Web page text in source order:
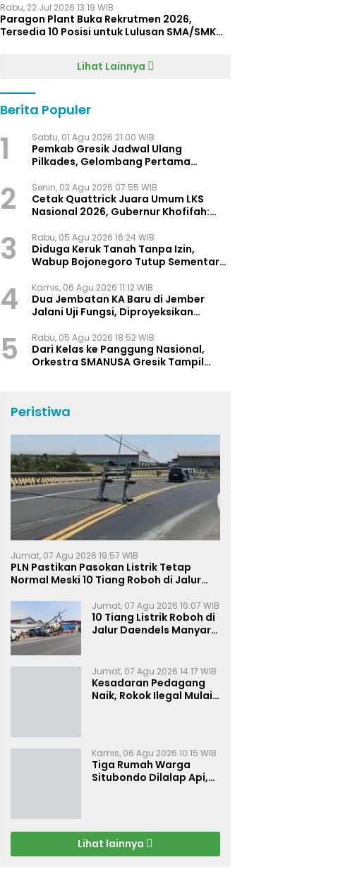
Rabu, 22 Jul 2026 13:19 WIB
Paragon Plant Buka Rekrutmen 2026,
Tersedia 10 Posisi untuk Lulusan SMA/SMK
Lihat Lainnya
Berita Populer
1 Sabtu, 01 Agu 2026 21:00 WIB
Pemkab Gresik Jadwal Ulang
Pilkades, Gelombang Pertama
2 Senin, 03 Agu 2026 07:55 WIB
Cetak Quattrick Juara Umum LKS
Nasional 2026, Gubernur Khofifah:
Indonesia
3 Rabu, 05 Agu 2026 16:24 WIB
Diduga Keruk Tanah Tanpa Izin,
Wabup Bojonegoro Tutup Sementara
4 Kamis, 06 Agu 2026 11:12 WIB
Dua Jembatan KA Baru di Jember
Jalani Uji Fungsi, Diproyeksikan
5 Rabu, 05 Agu 2026 18:52 WIB
Dari Kelas ke Panggung Nasional,
Orkestra SMANUSA Gresik Tampil
Peristiwa
Jumat, 07 Agu 2026 19:57 WIB
PLN Pastikan Pasokan Listrik Tetap
Normal Meski 10 Tiang Roboh di Jalur
Jumat, 07 Agu 2026 16:07 WIB
10 Tiang Listrik Roboh di
Jalur Daendels Manyar
Jumat, 07 Agu 2026 14:17 WIB
Kesadaran Pedagang
Naik, Rokok Ilegal Mulai
Kamis, 06 Agu 2026 10:15 WIB
Tiga Rumah Warga
Situbondo Dilalap Api,
Lihat lainnya